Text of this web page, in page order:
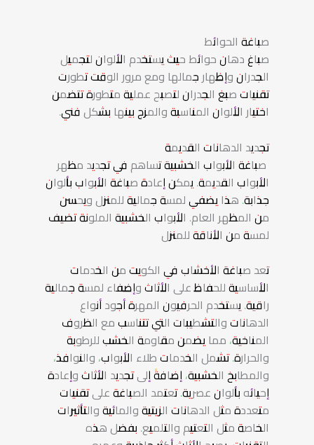
صباغة الحوائط
صباغ دهان حوائط حيث يستخدم الألوان لتجميل
الجدران وإظهار جمالها ومع مرور الوقت تطورت
تقنيات صبغ الجدران لتصبح عملية متطورة تتضمن
اختيار الألوان المناسبة والمزج بينها بشكل فني.
تجديد الدهانات القديمة
صباغة الأبواب الخشبية تساهم في تجديد مظهر
الأبواب القديمة. يمكن إعادة صباغة الأبواب بألوان
جذابة. هذا يضفي لمسة جمالية للمنزل ويحسن
من المظهر العام. الأبواب الخشبية الملونة تضيف
لمسة من الأناقة للمنزل
تعد صباغة الأخشاب في الكويت من الخدمات
الأساسية للحفاظ على الأثاث وإضفاء لمسة جمالية
راقية. يستخدم الحرفيون المهرة أجود أنواع
الدهانات والتشطيبات التي تتناسب مع الظروف
المناخية، مما يضمن مقاومة الخشب للرطوبة
والحرارة. تشمل الخدمات طلاء الأبواب، والنوافذ،
والمطابخ الخشبية، إضافةً إلى تجديد الأثاث وإعادة
إحيائه بألوان عصرية. تعتمد الصباغة على تقنيات
متعددة مثل الدهانات الزيتية والمائية والتأثيرات
الخاصة مثل التعتيم والتلميع. بفضل هذه